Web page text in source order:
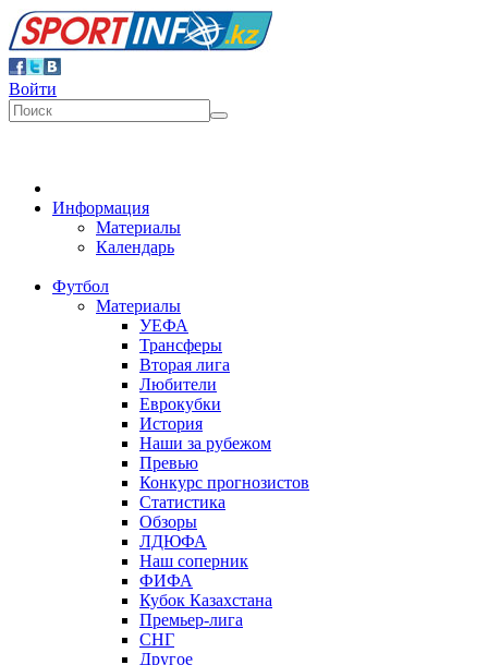
Войти
Информация
Материалы
Календарь
Футбол
Материалы
УЕФА
Трансферы
Вторая лига
Любители
Еврокубки
История
Наши за рубежом
Превью
Конкурс прогнозистов
Статистика
Обзоры
ЛДЮФА
Наш соперник
ФИФА
Кубок Казахстана
Премьер-лига
СНГ
Другое